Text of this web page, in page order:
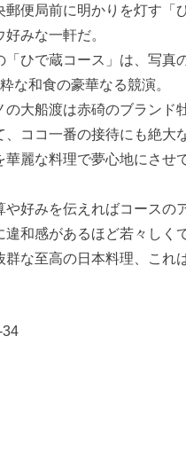
便局前に明かりを灯す「
みな一軒だ。
「ひで蔵コース」は、写
な和食の豪華なる競演。
大船渡は赤碕のブランド
ココ一番の接待にも絶大
華麗な料理で夢心地にさ
好みを伝えればコースの
違和感があるほど若々し
な至高の日本料理、これ
34